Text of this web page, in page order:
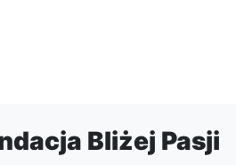
Bliżej Pasji